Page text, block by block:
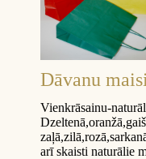
Dāvanu
Vienkrāsainu-
arī skaisti naturālie